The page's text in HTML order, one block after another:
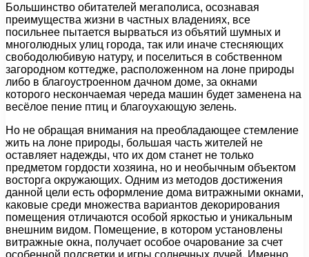
Большинство обитателей мегаполиса, осознавая
преимущества жизни в частных владениях, все
посильнее пытается вырваться из объятий шумных и
многолюдных улиц города, так или иначе стесняющих
свободолюбивую натуру, и поселиться в собственном
загородном коттедже, расположенном на лоне природы
либо в благоустроенном дачном доме, за окнами
которого нескончаемая череда машин будет заменена на
весёлое пение птиц и благоухающую зелень.
Но не обращая внимания на преобладающее стемление
жить на лоне природы, большая часть жителей не
оставляет надежды, что их дом станет не только
предметом гордости хозяина, но и необычным объектом
восторга окружающих. Одним из методов достижения
данной цели есть оформление дома витражными окнами,
каковые среди множества вариантов декорирования
помещения отличаются особой яркостью и уникальным
внешним видом. Помещение, в котором установлены
витражные окна, получает особое очарование за счет
особенной подсветки и игры солнечных лучей. Именно